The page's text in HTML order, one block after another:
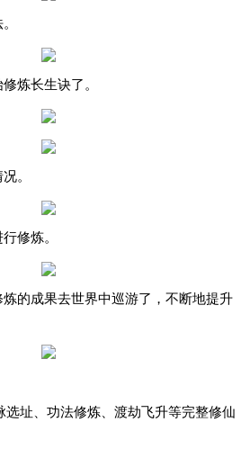
炼长生诀了。
。
修炼。
的成果去世界中巡游了，不断地提升
选址、功法修炼、渡劫飞升等完整修仙